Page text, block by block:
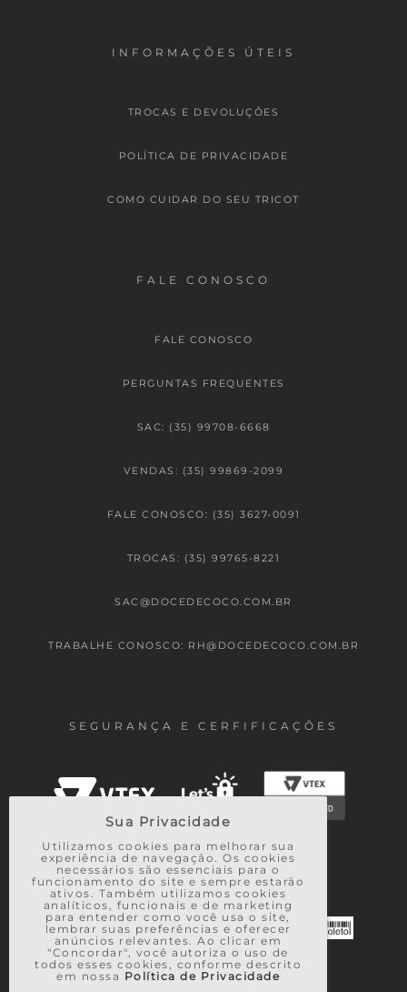
Sua Privacidade
Utilizamos cookies para melhorar sua
experiência de navegação. Os cookies
necessários são essenciais para o
funcionamento do site e sempre estarão
ativos. Também utilizamos cookies
analíticos, funcionais e de marketing
para entender como você usa o site,
lembrar suas preferências e oferecer
anúncios relevantes. Ao clicar em
"Concordar", você autoriza o uso de
todos esses cookies, conforme descrito
em nossa Política de Privacidade
INFORMAÇÕES ÚTEIS
TROCAS E DEVOLUÇÕES
POLÍTICA DE PRIVACIDADE
COMO CUIDAR DO SEU TRICOT
FALE CONOSCO
FALE CONOSCO
PERGUNTAS FREQUENTES
SAC: (35) 99708-6668
VENDAS: (35) 99869-2099
FALE CONOSCO: (35) 3627-0091
TROCAS: (35) 99765-8221
SAC@DOCEDECOCO.COM.BR
TRABALHE CONOSCO: RH@DOCEDECOCO.COM.BR
SEGURANÇA E CERFIFICAÇÕES
FORMAS DE PAGAMENTO